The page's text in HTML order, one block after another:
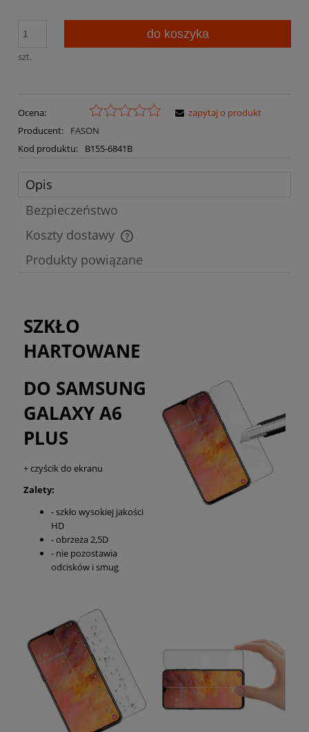
szt.
do koszyka
Ocena:
Producent:
FASON
Kod produktu:
B155-6841B
zapytaj o produkt
Opis
Bezpieczeństwo
Koszty dostawy
Cena nie zawiera ewentualnych kosztów płatności
Produkty powiązane
SZKŁO
HARTOWANE
DO SAMSUNG
GALAXY A6
PLUS
+ czyścik do ekranu
Zalety:
- szkło wysokiej jakości
HD
- obrzeża 2,5D
- nie pozostawia
odcisków i smug